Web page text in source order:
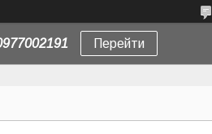
Перейти